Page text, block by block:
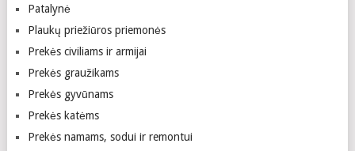
Patalynė
Plaukų priežiūros priemonės
Prekės civiliams ir armijai
Prekės graužikams
Prekės gyvūnams
Prekės katėms
Prekės namams, sodui ir remontui